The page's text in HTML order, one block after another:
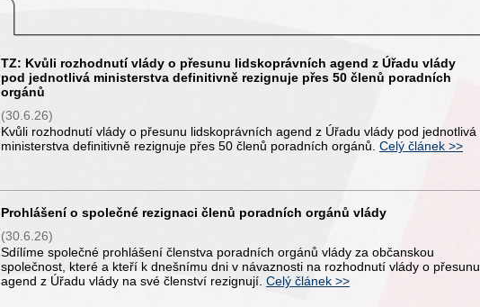
TZ: Kvůli rozhodnutí vlády o přesunu lidskoprávních agend z Úřadu vlády
pod jednotlivá ministerstva definitivně rezignuje přes 50 členů poradních
orgánů
(30.6.26)
Kvůli rozhodnutí vlády o přesunu lidskoprávních agend z Úřadu vlády pod jednotlivá
ministerstva definitivně rezignuje přes 50 členů poradních orgánů. Celý článek >>
Prohlášení o společné rezignaci členů poradních orgánů vlády
(30.6.26)
Sdílíme společné prohlášení členstva poradních orgánů vlády za občanskou
společnost, které a kteří k dnešnímu dni v návaznosti na rozhodnutí vlády o přesunu
agend z Úřadu vlády na své členství rezignují. Celý článek >>